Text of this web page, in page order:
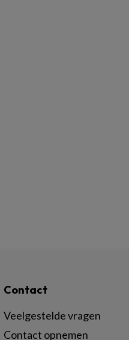
Contact
Veelgestelde vragen
Contact opnemen